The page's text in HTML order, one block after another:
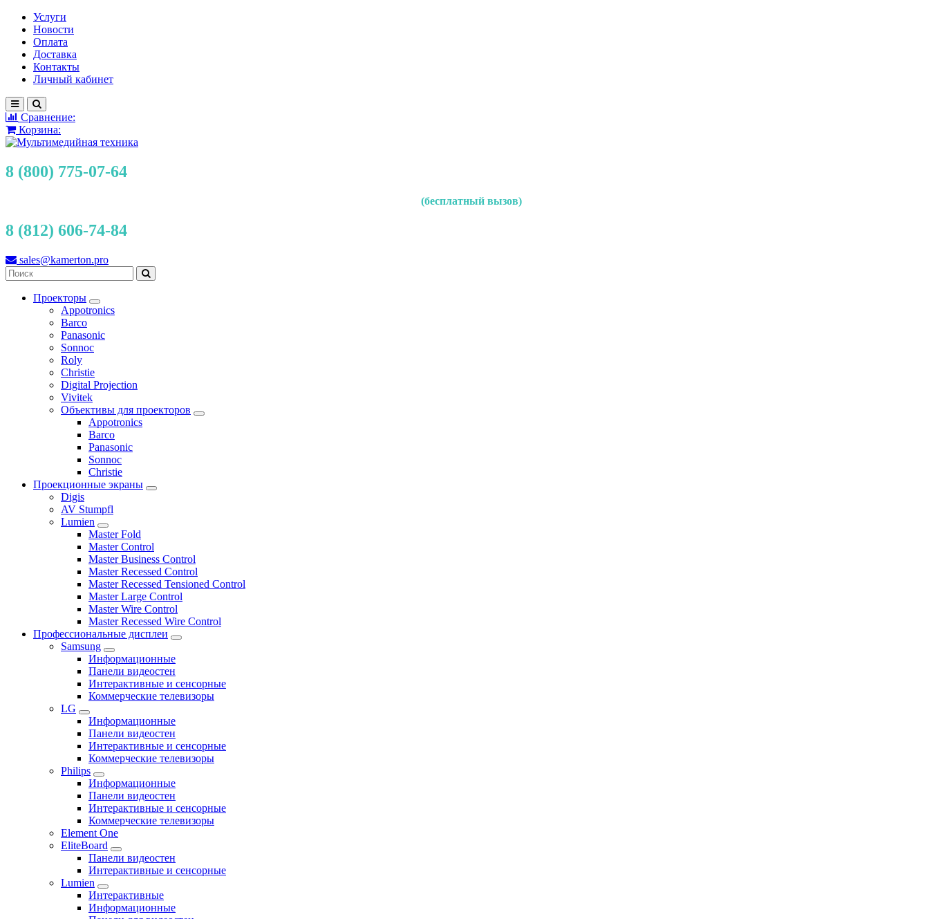
Услуги
Новости
Оплата
Доставка
Контакты
Личный кабинет
Сравнение:
Корзина:
8 (800) 775-07-64
(бесплатный вызов)
8 (812) 606-74-84
sales@kamerton.pro
Проекторы
Appotronics
Barco
Panasonic
Sonnoc
Roly
Christie
Digital Projection
Vivitek
Объективы для проекторов
Appotronics
Barco
Panasonic
Sonnoc
Сhristie
Проекционные экраны
Digis
AV Stumpfl
Lumien
Master Fold
Master Control
Master Business Control
Master Recessed Control
Master Recessed Tensioned Control
Master Large Control
Master Wire Control
Master Recessed Wire Control
Профессиональные дисплеи
Samsung
Информационные
Панели видеостен
Интерактивные и сенсорные
Коммерческие телевизоры
LG
Информационные
Панели видеостен
Интерактивные и сенсорные
Коммерческие телевизоры
Philips
Информационные
Панели видеостен
Интерактивные и сенсорные
Коммерческие телевизоры
Element One
EliteBoard
Панели видеостен
Интерактивные и сенсорные
Lumien
Интерактивные
Информационные